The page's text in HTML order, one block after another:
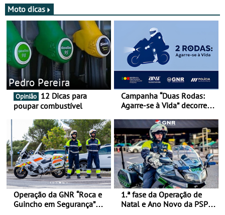
Moto dicas
Pedro Pereira
Opinião
poupar combustível
Campanha “Duas Rodas:
Agarre-se à Vida” decorre
Operação da GNR “Roca e
Guincho em Segurança”
1.ª fase da Operação de
Natal e Ano Novo da PSP e